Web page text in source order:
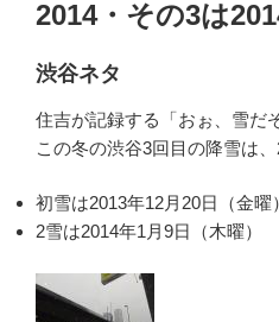
2014・その3は
渋谷ネタ
住吉が記録する「おぉ、雪だ
この冬の渋谷3回目の降雪は、
初雪は2013年12月20日（金曜）
2雪は2014年1月9日（木曜）